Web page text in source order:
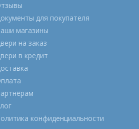
для покупателя
магазины
на заказ
в кредит
конфиденциальности